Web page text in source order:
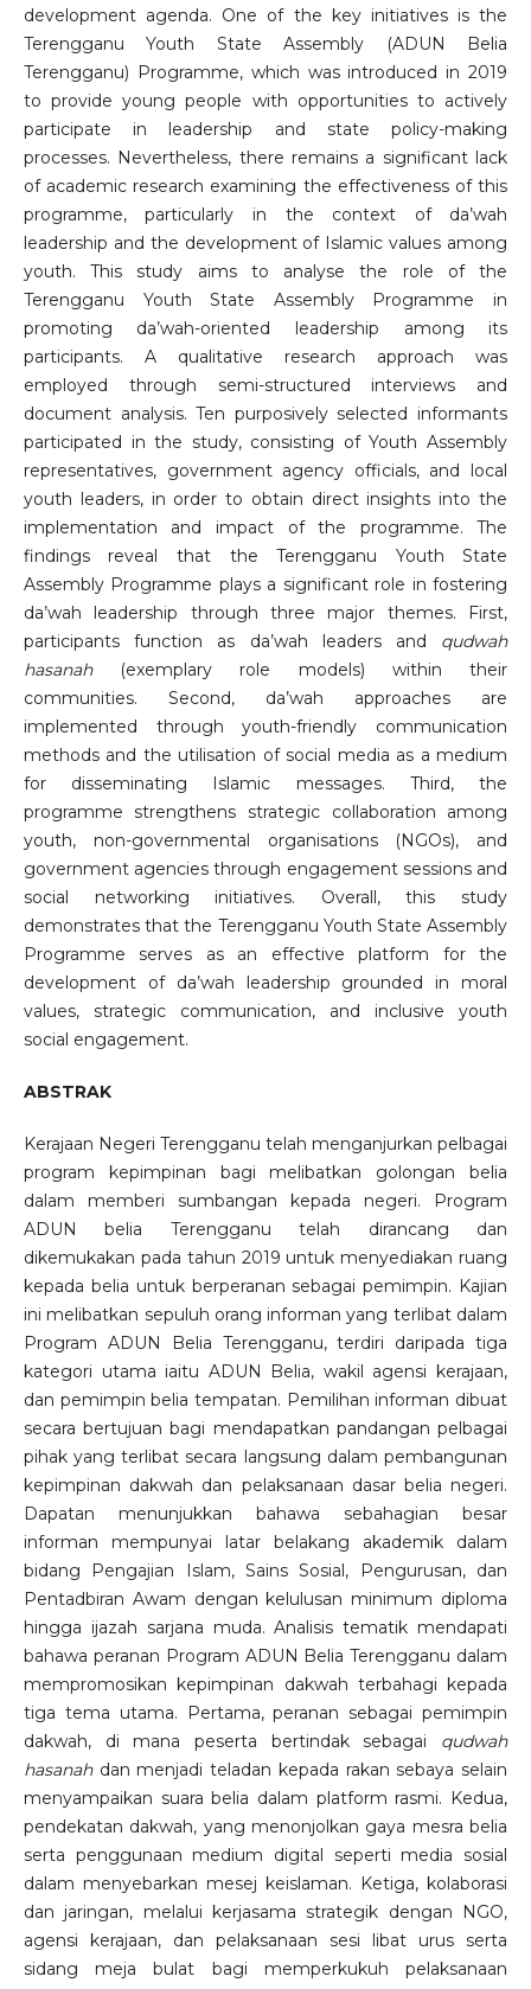
development agenda. One of the key initiatives is the
Terengganu Youth State Assembly (ADUN Belia
Terengganu) Programme, which was introduced in 2019
to provide young people with opportunities to actively
participate in leadership and state policy-making
processes. Nevertheless, there remains a significant lack
of academic research examining the effectiveness of this
programme, particularly in the context of da’wah
leadership and the development of Islamic values among
youth. This study aims to analyse the role of the
Terengganu Youth State Assembly Programme in
promoting da’wah-oriented leadership among its
participants. A qualitative research approach was
employed through semi-structured interviews and
document analysis. Ten purposively selected informants
participated in the study, consisting of Youth Assembly
representatives, government agency officials, and local
youth leaders, in order to obtain direct insights into the
implementation and impact of the programme. The
findings reveal that the Terengganu Youth State
Assembly Programme plays a significant role in fostering
da’wah leadership through three major themes. First,
participants function as da’wah leaders and qudwah
hasanah(exemplary role models) within their
communities. Second, da’wah approaches are
implemented through youth-friendly communication
methods and the utilisation of social media as a medium
for disseminating Islamic messages. Third, the
programme strengthens strategic collaboration among
youth, non-governmental organisations (NGOs), and
government agencies through engagement sessions and
social networking initiatives. Overall, this study
demonstrates that the Terengganu Youth State Assembly
Programme serves as an effective platform for the
development of da’wah leadership grounded in moral
values, strategic communication, and inclusive youth
social engagement.
ABSTRAK
Kerajaan Negeri Terengganu telah menganjurkan pelbagai
program kepimpinan bagi melibatkan golongan belia
dalam memberi sumbangan kepada negeri. Program
ADUN belia Terengganu telah dirancang dan
dikemukakan pada tahun 2019 untuk menyediakan ruang
kepada belia untuk berperanan sebagai pemimpin. Kajian
ini melibatkan sepuluh orang informan yang terlibat dalam
Program ADUN Belia Terengganu, terdiri daripada tiga
kategori utama iaitu ADUN Belia, wakil agensi kerajaan,
dan pemimpin belia tempatan. Pemilihan informan dibuat
secara bertujuan bagi mendapatkan pandangan pelbagai
pihak yang terlibat secara langsung dalam pembangunan
kepimpinan dakwah dan pelaksanaan dasar belia negeri.
Dapatan menunjukkan bahawa sebahagian besar
informan mempunyai latar belakang akademik dalam
bidang Pengajian Islam, Sains Sosial, Pengurusan, dan
Pentadbiran Awam dengan kelulusan minimum diploma
hingga ijazah sarjana muda. Analisis tematik mendapati
bahawa peranan Program ADUN Belia Terengganu dalam
mempromosikan kepimpinan dakwah terbahagi kepada
tiga tema utama. Pertama, peranan sebagai pemimpin
dakwah, di mana peserta bertindak sebagai qudwah
hasanahdan menjadi teladan kepada rakan sebaya selain
menyampaikan suara belia dalam platform rasmi. Kedua,
pendekatan dakwah, yang menonjolkan gaya mesra belia
serta penggunaan medium digital seperti media sosial
dalam menyebarkan mesej keislaman. Ketiga, kolaborasi
dan jaringan, melalui kerjasama strategik dengan NGO,
agensi kerajaan, dan pelaksanaan sesi libat urus serta
sidang meja bulat bagi memperkukuh pelaksanaan